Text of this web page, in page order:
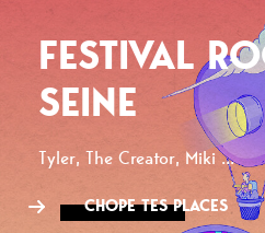
FESTIVAL
SEINE
Tyler, The Creator, Miki ...
CHOPE TES PLACES